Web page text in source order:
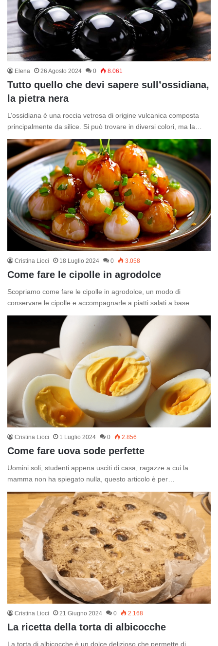
Elena 26 Agosto 2024 0 8.061
Tutto quello che devi sapere sull’ossidiana,
la pietra nera
L’ossidiana è una roccia vetrosa di origine vulcanica composta
principalmente da silice. Si può trovare in diversi colori, ma la…
Cristina Lioci 18 Luglio 2024 0 3.058
Come fare le cipolle in agrodolce
Scopriamo come fare le cipolle in agrodolce, un modo di
conservare le cipolle e accompagnarle a piatti salati a base…
Cristina Lioci 1 Luglio 2024 0 2.856
Come fare uova sode perfette
Uomini soli, studenti appena usciti di casa, ragazze a cui la
mamma non ha spiegato nulla, questo articolo è per…
Cristina Lioci 21 Giugno 2024 0 2.168
La ricetta della torta di albicocche
La torta di albicocche è un dolce delizioso che permette di